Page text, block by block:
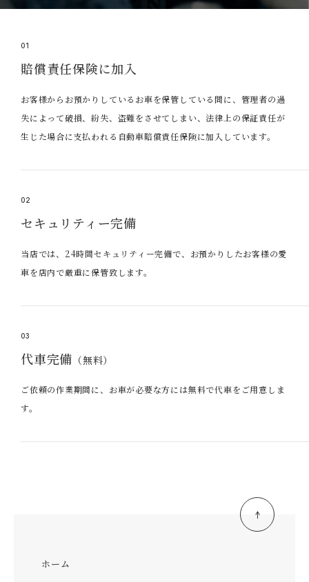
01
賠償責任保険に加入
お客様からお預かりしているお車を保管している間に、管理者の過
失によって破損、紛失、盗難をさせてしまい、法律上の保証責任が
生じた場合に支払われる自動車賠償責任保険に加入しています。
02
セキュリティー完備
当店では、24時間セキュリティー完備で、お預かりしたお客様の愛
車を店内で厳重に保管致します。
03
代車完備 （無料）
ご依頼の作業期間に、お車が必要な方には無料で代車をご用意しま
す。
ホーム